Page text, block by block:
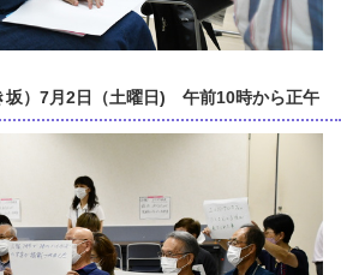
坂）7月2日（土曜日) 午前10時から正午